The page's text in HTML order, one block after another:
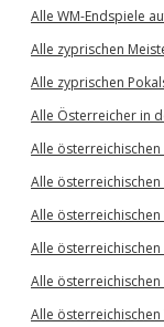
Alle WM-Endspiele
Alle zyprischen
Alle zyprischen
Alle Österreicher in
Alle
Alle
Alle
Alle
Alle österreichischen
Alle